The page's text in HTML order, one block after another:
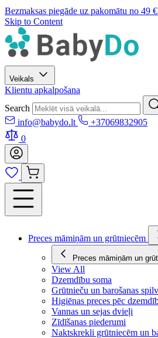
Bezmaksas piegāde uz pakomātu no 49 €
Skip to Content
Veikals
Klientu apkalpošana
Search
info@babydo.lt
+37069832905
0
Preces māmiņām un grūtniecēm
Preces māmiņām un
View All
Dzemdību soma
Grūtnieču un barošanas
Higiēnas preces pēc
Vannas un sejas dvieļi
Zīdīšanas piederumi
Naktskrekli grūtniecēm un